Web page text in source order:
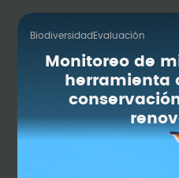
Biodiversidad Evaluación
Monitoreo de
herramienta